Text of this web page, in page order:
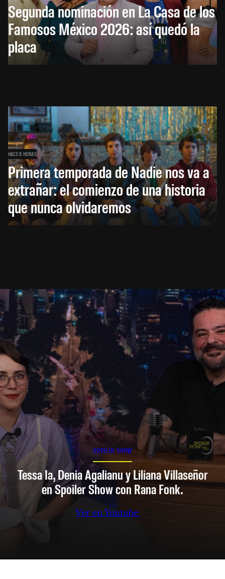
Segunda nominación en La Casa de los
Famosos México 2026: así quedó la
placa
HACE 8 HORAS
Primera temporada de Nadie nos va a
extrañar: el comienzo de una historia
que nunca olvidaremos
SPOILER SHOW
Tessa Ia, Denia Agalianu y Liliana Villaseñor
en Spoiler Show con Rana Fonk.
Ver en Youtube